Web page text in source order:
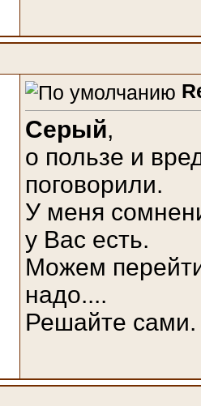
Серый,
о пользе и
поговорили.
У меня
у Вас есть.
Можем
надо....
Решайте сами.